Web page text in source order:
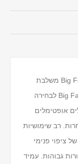
סידרת כלי בישול חדשה Big Family By Tognana משלבת
תכונות רבות שהופכות את כלי הבישול Big Family לבחירה
אופטימלים
רב שימושיות
הכיריים. 4 שכבות של ציפוי פנימי
גבוהות. עמיד